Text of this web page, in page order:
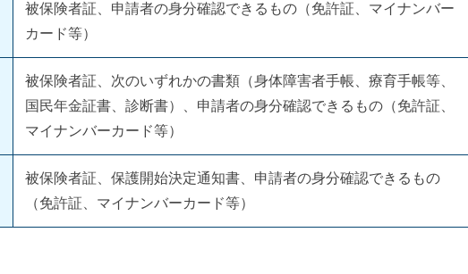
被保険者証、申請者の身分確認できるもの（免許証、マイナンバー
カード等）
被保険者証、次のいずれかの書類（身体障害者手帳、療育手帳等、
国民年金証書、診断書）、申請者の身分確認できるもの（免許証、
マイナンバーカード等）
被保険者証、保護開始決定通知書、申請者の身分確認できるもの
（免許証、マイナンバーカード等）